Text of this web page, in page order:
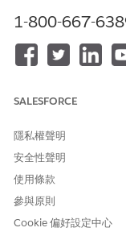
在您開始實作之前
Sciences Cloud
的需求最佳化實作
在 Agentforce
設定參與者管理
「參與者管理」透
與者招募和註冊臨
與者和臨床試驗協
設定網站管理
1-800-667-
SALESFORCE
隱私權聲明
安全性聲明
使用條款
參與原則
Cookie 偏好設定中心